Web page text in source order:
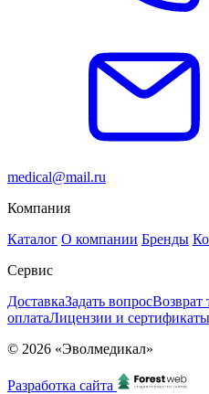
medical@mail.ru
Компания
Каталог О компании Бренды
Сервис
ДоставкаЗадать вопросВозврат
оплатаЛицензии и сертификаты
© 2026 «Эволмедикал»
Разработка сайта